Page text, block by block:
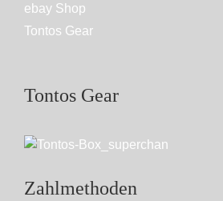
ebay Shop
Tontos Gear
Tontos Gear
Zahlmethoden